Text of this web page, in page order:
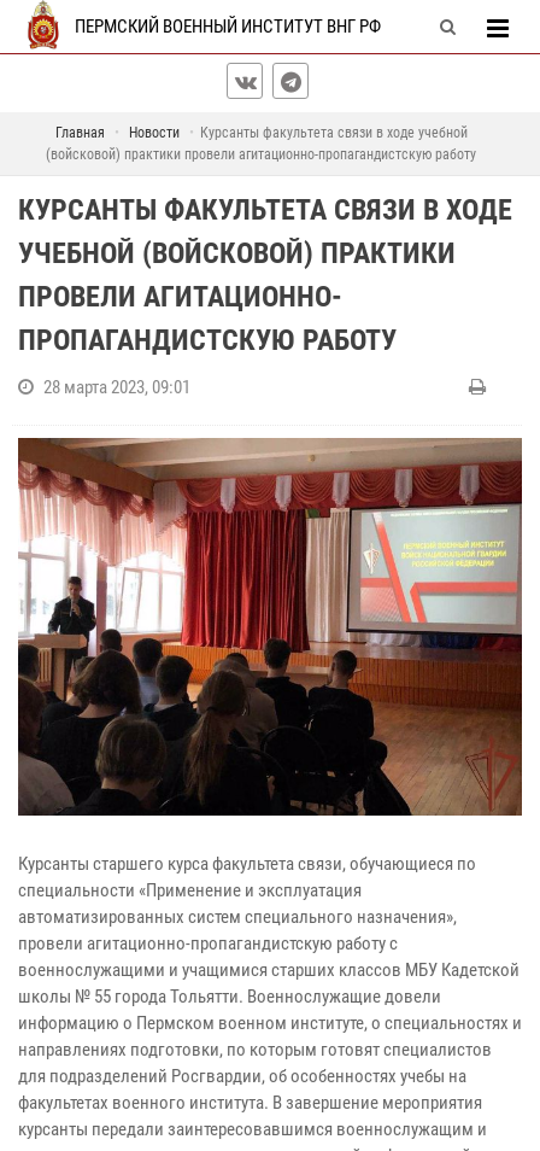
ПЕРМСКИЙ ВОЕННЫЙ ИНСТИТУТ ВНГ РФ
Главная Новости
Курсанты факультета связи в ходе учебной
(войсковой) практики провели агитационно-пропагандистскую работу
КУРСАНТЫ ФАКУЛЬТЕТА СВЯЗИ В ХОДЕ
УЧЕБНОЙ (ВОЙСКОВОЙ) ПРАКТИКИ
ПРОВЕЛИ АГИТАЦИОННО-
ПРОПАГАНДИСТСКУЮ РАБОТУ
28 марта 2023, 09:01
Курсанты старшего курса факультета связи, обучающиеся по
специальности «Применение и эксплуатация
автоматизированных систем специального назначения»,
провели агитационно-пропагандистскую работу с
военнослужащими и учащимися старших классов МБУ Кадетской
школы № 55 города Тольятти. Военнослужащие довели
информацию о Пермском военном институте, о специальностях и
направлениях подготовки, по которым готовят специалистов
для подразделений Росгвардии, об особенностях учебы на
факультетах военного института. В завершение мероприятия
курсанты передали заинтересовавшимся военнослужащим и